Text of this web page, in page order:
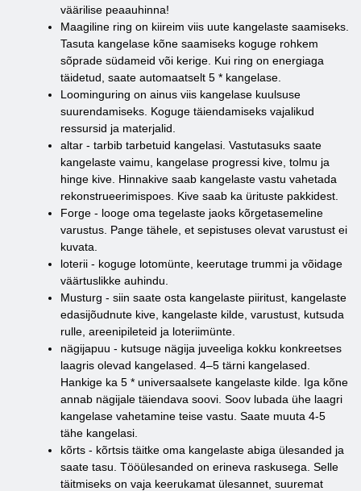
väärilise peaauhinna!
Maagiline ring on kiireim viis uute kangelaste saamiseks.
Tasuta kangelase kõne saamiseks koguge rohkem
sõprade südameid või kerige. Kui ring on energiaga
täidetud, saate automaatselt 5 * kangelase.
Loominguring on ainus viis kangelase kuulsuse
suurendamiseks. Koguge täiendamiseks vajalikud
ressursid ja materjalid.
altar - tarbib tarbetuid kangelasi. Vastutasuks saate
kangelaste vaimu, kangelase progressi kive, tolmu ja
hinge kive. Hinnakive saab kangelaste vastu vahetada
rekonstrueerimispoes. Kive saab ka ürituste pakkidest.
Forge - looge oma tegelaste jaoks kõrgetasemeline
varustus. Pange tähele, et sepistuses olevat varustust ei
kuvata.
loterii - koguge lotomünte, keerutage trummi ja võidage
väärtuslikke auhindu.
Musturg - siin saate osta kangelaste piiritust, kangelaste
edasijõudnute kive, kangelaste kilde, varustust, kutsuda
rulle, areenipileteid ja loteriimünte.
nägijapuu - kutsuge nägija juveeliga kokku konkreetses
laagris olevad kangelased. 4–5 tärni kangelased.
Hankige ka 5 * universaalsete kangelaste kilde. Iga kõne
annab nägijale täiendava soovi. Soov lubada ühe laagri
kangelase vahetamine teise vastu. Saate muuta 4-5
tähe kangelasi.
kõrts - kõrtsis täitke oma kangelaste abiga ülesanded ja
saate tasu. Tööülesanded on erineva raskusega. Selle
täitmiseks on vaja keerukamat ülesannet, suuremat